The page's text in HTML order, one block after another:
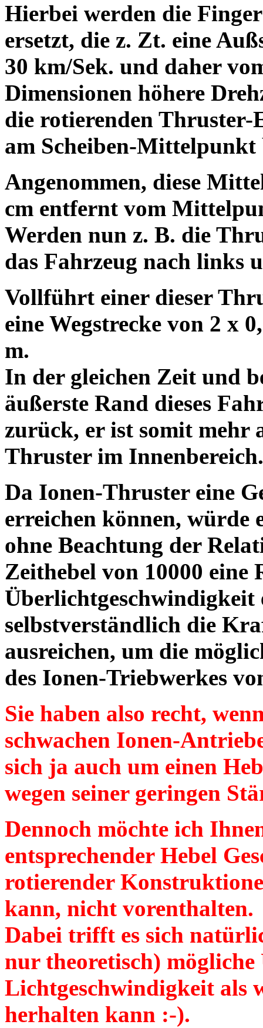
Hierbei werden die
ersetzt, die z. Zt. eine
30 km/Sek. und daher
Dimensionen höhere
die rotierenden Thruster-
am Scheiben-Mittelpunkt
Angenommen, diese
cm entfernt vom
Werden nun z. B. die
das Fahrzeug nach links
Vollführt einer dieser
eine Wegstrecke von 2 x
m.
In der gleichen Zeit und
äußerste Rand dieses
zurück, er ist somit mehr
Thruster im Innenbereich.
Da Ionen-Thruster eine
erreichen können, würde
ohne Beachtung der
Zeithebel von 10000
Überlichtgeschwindigkeit
selbstverständlich die
ausreichen, um die
des Ionen-Triebwerkes
Sie haben also recht,
schwachen Ionen-
sich ja auch um einen
wegen seiner geringen
Dennoch möchte ich
entsprechender Hebel
rotierender
kann, nicht vorenthalten.
Dabei trifft es sich
nur theoretisch)
Lichtgeschwindigkeit als
herhalten kann :-).